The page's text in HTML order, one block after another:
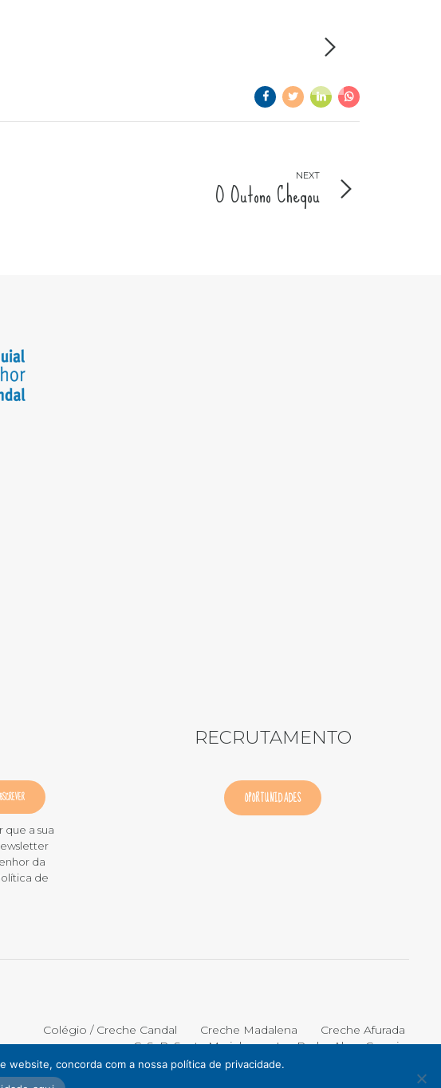
NEXT
O Outono Chegou
que a sua
da
de
RECRUTAMENTO
OPORTUNIDADES
Colégio / Creche Candal Creche Madalena
Creche Afurada
C. S. P. Santa Marinha
Lar Padre Alves Correia
website, concorda com a nossa política de privacidade.